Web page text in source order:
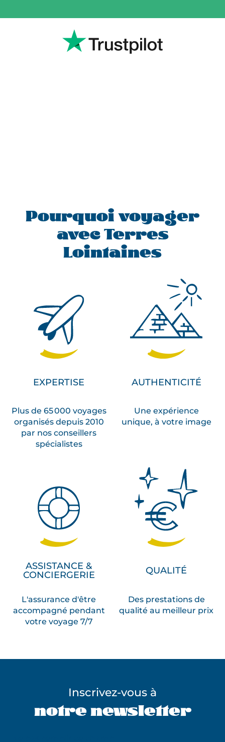
Pourquoi voyager
avec Terres
Lointaines
EXPERTISE
Plus de 65 000 voyages
organisés depuis 2010
par nos conseillers
spécialistes
AUTHENTICITÉ
Une expérience
unique, à votre image
ASSISTANCE &
CONCIERGERIE
L'assurance d'être
accompagné pendant
votre voyage 7/7
QUALITÉ
Des prestations de
qualité au meilleur prix
Inscrivez-vous à
notre newsletter